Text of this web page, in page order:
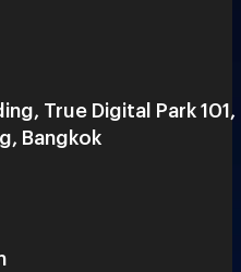
True Digital Park 101,
Bangkok